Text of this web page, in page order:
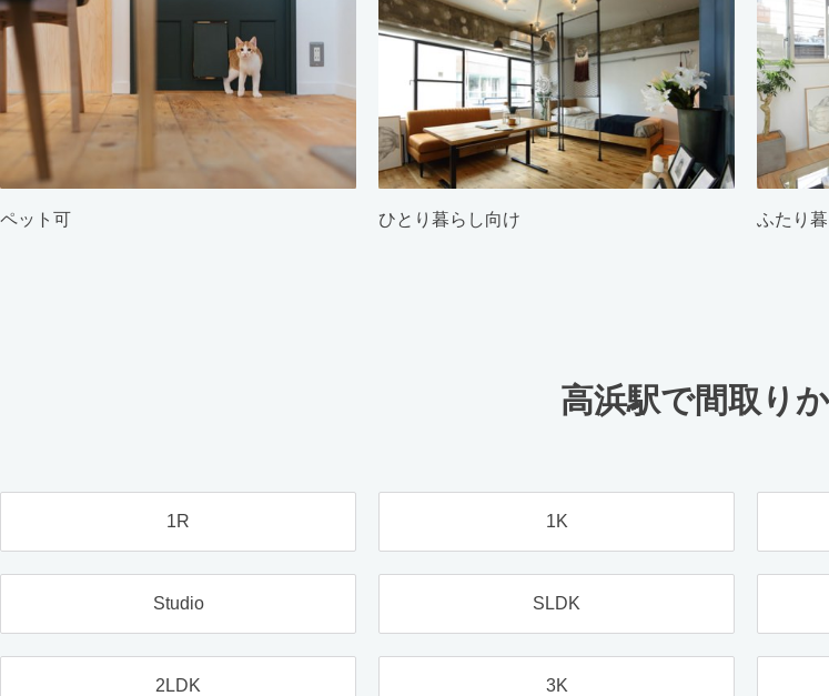
ペット可 ひとり暮らし向け ふたり
高浜駅で間取り
1R 1K
Studio SLDK
2LDK 3K